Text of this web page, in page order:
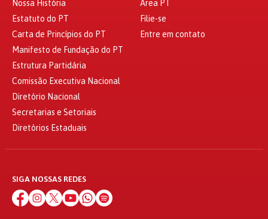
Nossa História
Estatuto do PT
Carta de Princípios do PT
Manifesto de Fundação do PT
Estrutura Partidária
Comissão Executiva Nacional
Diretório Nacional
Secretarias e Setoriais
Diretórios Estaduais
Área PT
Filie-se
Entre em contato
SIGA NOSSAS REDES